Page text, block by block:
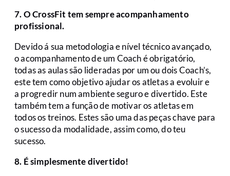
7. O CrossFit tem sempre acompanhamento
profissional.
Devido á sua metodologia e nível técnico avançado,
o acompanhamento de um Coach é obrigatório,
todas as aulas são lideradas por um ou dois Coach’s,
este tem como objetivo ajudar os atletas a evoluir e
a progredir num ambiente seguro e divertido. Este
também tem a função de motivar os atletas em
todos os treinos. Estes são uma das peças chave para
o sucesso da modalidade, assim como, do teu
sucesso.
8. É simplesmente divertido!